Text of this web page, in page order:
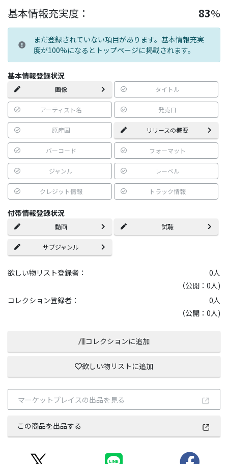
基本情報充実度： 83%
まだ登録されていない項目があります。基本情報充実
度が100%になるとトップページに掲載されます。
基本情報登録状況
画像 タイトル
アーティスト名 発売日
原産国 リリースの概要
バーコード フォーマット
ジャンル レーベル
クレジット情報 トラック情報
付帯情報登録状況
動画 試聴
サブジャンル
欲しい物リスト登録者： 0人
（公開：0人)
コレクション登録者：
0人
（公開：0人)
コレクションに追加
欲しい物リストに追加
マーケットプレイスの出品を見る
この商品を出品する